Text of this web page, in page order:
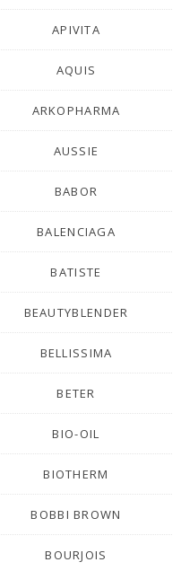
APIVITA
AQUIS
ARKOPHARMA
AUSSIE
BABOR
BALENCIAGA
BATISTE
BEAUTYBLENDER
BELLISSIMA
BETER
BIO-OIL
BIOTHERM
BOBBI BROWN
BOURJOIS